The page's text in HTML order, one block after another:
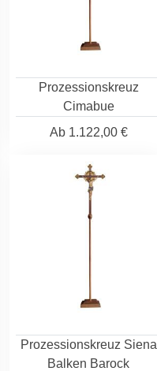
Prozessionskreuz
Cimabue
Ab1.122,00 €
Prozessionskreuz Siena
Balken Barock